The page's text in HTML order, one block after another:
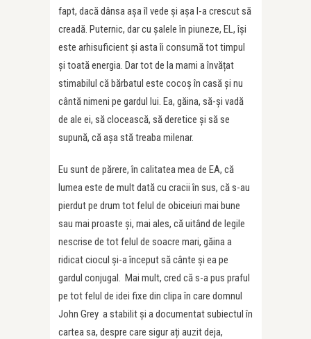
fapt, dacă dânsa așa îl vede și așa l-a crescut să
creadă. Puternic, dar cu șalele în piuneze, EL, își
este arhisuficient și asta îi consumă tot timpul
și toată energia. Dar tot de la mami a învățat
stimabilul că bărbatul este cocoș în casă și nu
cântă nimeni pe gardul lui. Ea, găina, să-și vadă
de ale ei, să clocească, să deretice și să se
supună, că așa stă treaba milenar.
Eu sunt de părere, în calitatea mea de EA, că
lumea este de mult dată cu cracii în sus, că s-au
pierdut pe drum tot felul de obiceiuri mai bune
sau mai proaste și, mai ales, că uitând de legile
nescrise de tot felul de soacre mari, găina a
ridicat ciocul și-a început să cânte și ea pe
gardul conjugal. Mai mult, cred că s-a pus praful
pe tot felul de idei fixe din clipa în care domnul
John Grey a stabilit și a documentat subiectul în
cartea sa, despre care sigur ați auzit deja,